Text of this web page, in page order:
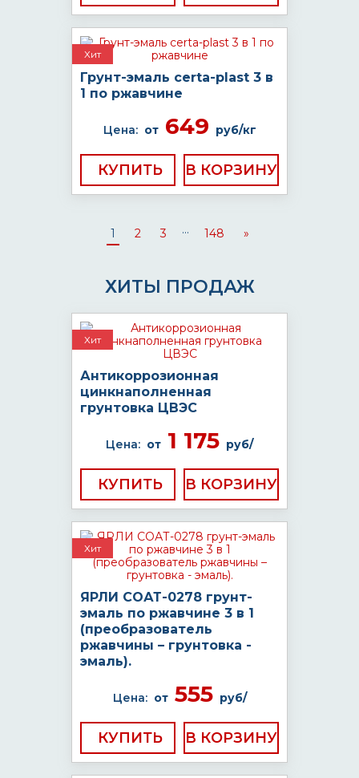
Хит
Грунт-эмаль certa-plast 3 в
1 по ржавчине
Цена: от649 руб/кг
КУПИТЬ
1 2 3 ... 148 »
ХИТЫ ПРОДАЖ
Хит
Антикоррозионная
цинкнаполненная
грунтовка ЦВЭС
Цена: от 1 175 руб/
КУПИТЬ
Хит
ЯРЛИ СОАТ-0278 грунт-
эмаль по ржавчине 3 в 1
(преобразователь
ржавчины – грунтовка -
эмаль).
Цена: от555 руб/
КУПИТЬ